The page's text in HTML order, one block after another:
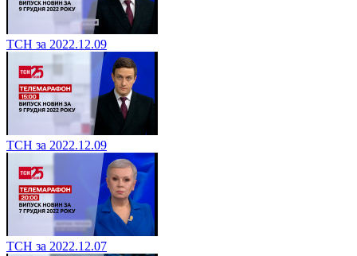
ТСН за 2022.12.09
ТСН за 2022.12.09
ТСН за 2022.12.07